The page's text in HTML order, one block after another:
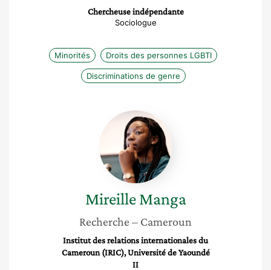
Chercheuse indépendante
Sociologue
Minorités Droits des personnes LGBTI
Discriminations de genre
Mireille
Manga
Mireille Manga
Recherche – Cameroun
Institut des relations internationales du
Cameroun (IRIC), Université de Yaoundé
II